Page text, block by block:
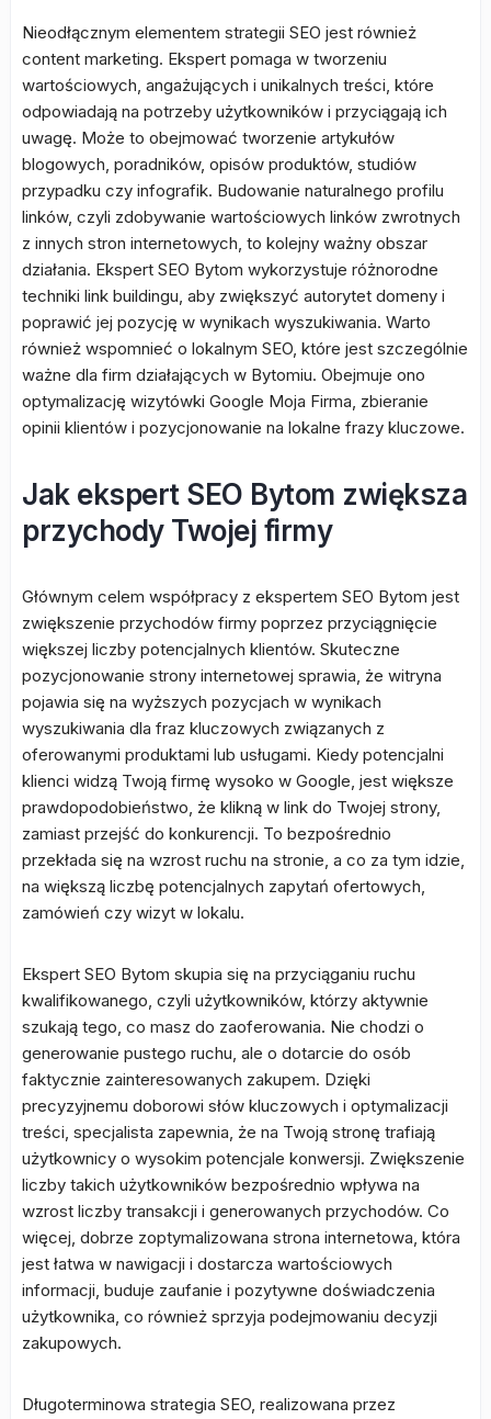
Nieodłącznym elementem strategii SEO jest również
content marketing. Ekspert pomaga w tworzeniu
wartościowych, angażujących i unikalnych treści, które
odpowiadają na potrzeby użytkowników i przyciągają ich
uwagę. Może to obejmować tworzenie artykułów
blogowych, poradników, opisów produktów, studiów
przypadku czy infografik. Budowanie naturalnego profilu
linków, czyli zdobywanie wartościowych linków zwrotnych
z innych stron internetowych, to kolejny ważny obszar
działania. Ekspert SEO Bytom wykorzystuje różnorodne
techniki link buildingu, aby zwiększyć autorytet domeny i
poprawić jej pozycję w wynikach wyszukiwania. Warto
również wspomnieć o lokalnym SEO, które jest szczególnie
ważne dla firm działających w Bytomiu. Obejmuje ono
optymalizację wizytówki Google Moja Firma, zbieranie
opinii klientów i pozycjonowanie na lokalne frazy kluczowe.
Jak ekspert SEO Bytom zwiększa
przychody Twojej firmy
Głównym celem współpracy z ekspertem SEO Bytom jest
zwiększenie przychodów firmy poprzez przyciągnięcie
większej liczby potencjalnych klientów. Skuteczne
pozycjonowanie strony internetowej sprawia, że witryna
pojawia się na wyższych pozycjach w wynikach
wyszukiwania dla fraz kluczowych związanych z
oferowanymi produktami lub usługami. Kiedy potencjalni
klienci widzą Twoją firmę wysoko w Google, jest większe
prawdopodobieństwo, że klikną w link do Twojej strony,
zamiast przejść do konkurencji. To bezpośrednio
przekłada się na wzrost ruchu na stronie, a co za tym idzie,
na większą liczbę potencjalnych zapytań ofertowych,
zamówień czy wizyt w lokalu.
Ekspert SEO Bytom skupia się na przyciąganiu ruchu
kwalifikowanego, czyli użytkowników, którzy aktywnie
szukają tego, co masz do zaoferowania. Nie chodzi o
generowanie pustego ruchu, ale o dotarcie do osób
faktycznie zainteresowanych zakupem. Dzięki
precyzyjnemu doborowi słów kluczowych i optymalizacji
treści, specjalista zapewnia, że na Twoją stronę trafiają
użytkownicy o wysokim potencjale konwersji. Zwiększenie
liczby takich użytkowników bezpośrednio wpływa na
wzrost liczby transakcji i generowanych przychodów. Co
więcej, dobrze zoptymalizowana strona internetowa, która
jest łatwa w nawigacji i dostarcza wartościowych
informacji, buduje zaufanie i pozytywne doświadczenia
użytkownika, co również sprzyja podejmowaniu decyzji
zakupowych.
Długoterminowa strategia SEO, realizowana przez